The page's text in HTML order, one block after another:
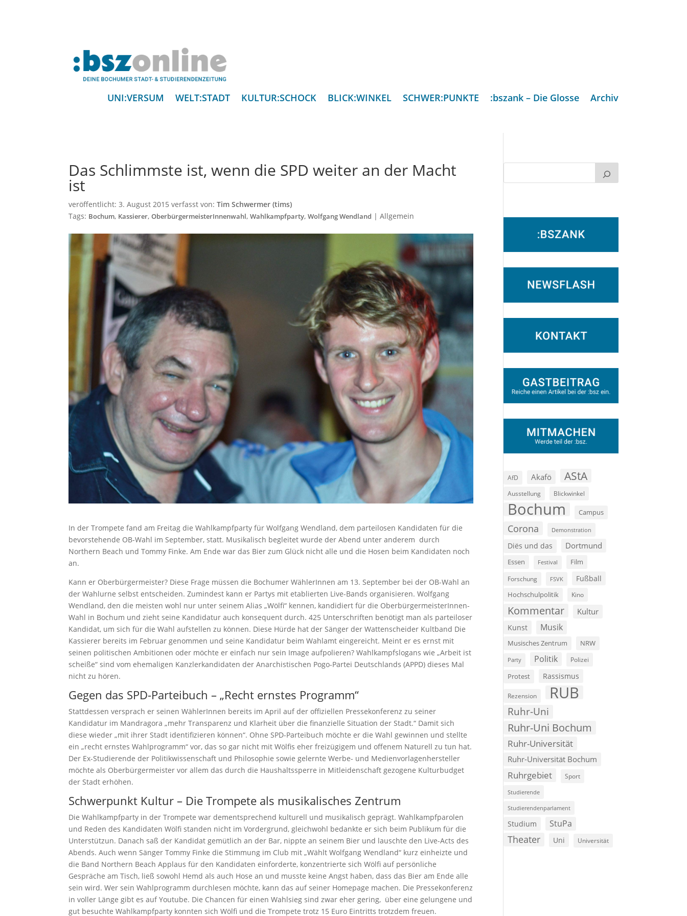
UNI:VERSUM WELT:STADT KULTUR:SCHOCK BLICK:WINKEL SCHWER:PUNKTE :bszank – Die Glosse Archiv
Das Schlimmste ist, wenn die SPD weiter an der Macht
ist
veröffentlicht:3. August 2015 verfasst von:Tim Schwermer (tims)
Tags: Bochum, Kassierer,OberbürgermeisterInnenwahl,Wahlkampfparty,Wolfgang Wendland |Allgemein
In der Trompete fand am Freitag die Wahlkampfparty für Wolfgang Wendland, dem parteilosen Kandidaten für die
bevorstehende OB-Wahl im September, statt. Musikalisch begleitet wurde der Abend unter anderem durch
Northern Beach und Tommy Finke. Am Ende war das Bier zum Glück nicht alle und die Hosen beim Kandidaten noch
an.
Kann er Oberbürgermeister? Diese Frage müssen die Bochumer WählerInnen am 13. September bei der OB-Wahl an
der Wahlurne selbst entscheiden. Zumindest kann er Partys mit etablierten Live-Bands organisieren. Wolfgang
Wendland, den die meisten wohl nur unter seinem Alias „Wölfi“ kennen, kandidiert für die OberbürgermeisterInnen-
Wahl in Bochum und zieht seine Kandidatur auch konsequent durch. 425 Unterschriften benötigt man als parteiloser
Kandidat, um sich für die Wahl aufstellen zu können. Diese Hürde hat der Sänger der Wattenscheider Kultband Die
Kassierer bereits im Februar genommen und seine Kandidatur beim Wahlamt eingereicht. Meint er es ernst mit
seinen politischen Ambitionen oder möchte er einfach nur sein Image aufpolieren? Wahlkampfslogans wie „Arbeit ist
scheiße“ sind vom ehemaligen Kanzlerkandidaten der Anarchistischen Pogo-Partei Deutschlands (APPD) dieses Mal
nicht zu hören.
Gegen das SPD-Parteibuch – „Recht ernstes Programm“
Stattdessen versprach er seinen WählerInnen bereits im April auf der offiziellen Pressekonferenz zu seiner
Kandidatur im Mandragora „mehr Transparenz und Klarheit über die finanzielle Situation der Stadt.“ Damit sich
diese wieder „mit ihrer Stadt identifizieren können“. Ohne SPD-Parteibuch möchte er die Wahl gewinnen und stellte
ein „recht ernstes Wahlprogramm“ vor, das so gar nicht mit Wölfis eher freizügigem und offenem Naturell zu tun hat.
Der Ex-Studierende der Politikwissenschaft und Philosophie sowie gelernte Werbe- und Medienvorlagenhersteller
möchte als Oberbürgermeister vor allem das durch die Haushaltssperre in Mitleidenschaft gezogene Kulturbudget
der Stadt erhöhen.
Schwerpunkt Kultur – Die Trompete als musikalisches Zentrum
Die Wahlkampfparty in der Trompete war dementsprechend kulturell und musikalisch geprägt. Wahlkampfparolen
und Reden des Kandidaten Wölfi standen nicht im Vordergrund, gleichwohl bedankte er sich beim Publikum für die
Unterstützun. Danach saß der Kandidat gemütlich an der Bar, nippte an seinem Bier und lauschte den Live-Acts des
Abends. Auch wenn Sänger Tommy Finke die Stimmung im Club mit „Wählt Wolfgang Wendland“ kurz einheizte und
die Band Northern Beach Applaus für den Kandidaten einforderte, konzentrierte sich Wölfi auf persönliche
Gespräche am Tisch, ließ sowohl Hemd als auch Hose an und musste keine Angst haben, dass das Bier am Ende alle
sein wird. Wer sein Wahlprogramm durchlesen möchte, kann das auf seiner Homepage machen. Die Pressekonferenz
in voller Länge gibt es auf Youtube. Die Chancen für einen Wahlsieg sind zwar eher gering, über eine gelungene und
gut besuchte Wahlkampfparty konnten sich Wölfi und die Trompete trotz 15 Euro Eintritts trotzdem freuen.
AfD Akafö AStA
Ausstellung Blickwinkel
Bochum Campus
Corona Demonstration
Diës und das Dortmund
Essen Festival Film
Forschung FSVK Fußball
Hochschulpolitik Kino
Kommentar Kultur
Kunst Musik
Musisches Zentrum NRW
Party Politik Polizei
Protest Rassismus
Rezension RUB
Ruhr-Uni
Ruhr-Uni Bochum
Ruhr-Universität
Ruhr-Universität Bochum
Ruhrgebiet Sport
Studierende
Studierendenparlament
Studium StuPa
Theater Uni Universität